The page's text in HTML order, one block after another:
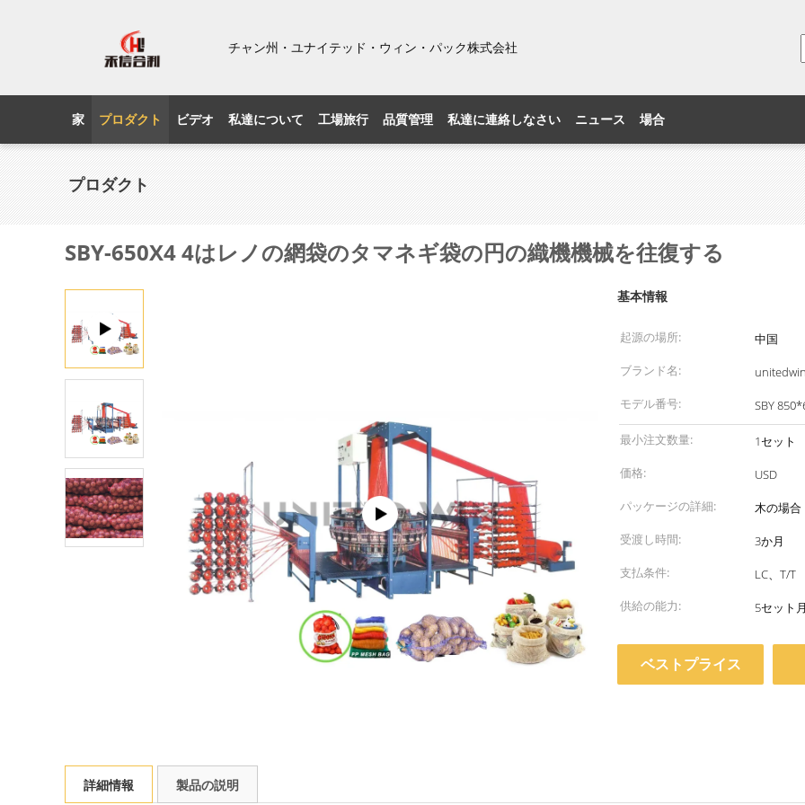
チャン州・ユナイテッド・ウィン・パック株式会社
家 プロダクト ビデオ 私達について 工場旅行 品質管理 私達に連絡しなさい ニュース 場合
プロダクト
SBY-650X4 4はレノの網袋のタマネギ袋の円の織機機械を往復する
基本情報
起源の場所:
中国
ブランド名:
unitedwin
モデル番号:
SBY
最小注文数量:
1セット
価格:
USD
パッケージの詳細:
木の場合
受渡し時間:
3か月
支払条件:
LC、T/T
供給の能力:
5セット月
ベストプライス
詳細情報 製品の説明